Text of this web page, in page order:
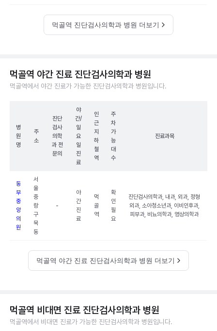
먹골역 진단검사의학과 병원 더보기
먹골역 야간 진료 진단검사의학과 병원
먹골역에서 야간 진료가 가능한 진단검사의학과 병원입니다.
병
원
명
주
소
진단
검사
의학
과 전
문의
야
간/
일
요
일
진
료
인
근
지
하
철
역
주
차
가
능
대
수
진료과목
동
부
중
앙
의
원
서
울
중
랑
구
묵
동
-
야
간
진
료
먹
골
역
확
인
필
요
진단검사의학과, 내과, 외과, 정형
외과, 소아청소년과, 이비인후과,
피부과, 비뇨의학과, 영상의학과
먹골역 야간 진료 진단검사의학과 병원 더보기
먹골역 비대면 진료 진단검사의학과 병원
먹골역에서 비대면 진료가 가능한 진단검사의학과 병원입니다.